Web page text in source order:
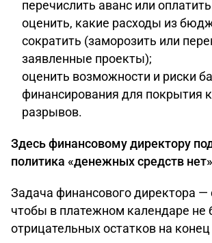
перечислить аванс или
оценить, какие расходы из
сократить (заморозить или
заявленные проекты);
оценить возможности и риски
финансирования для покрытия
разрывов.
Здесь финансовому директору
политика «денежных средств
Задача финансового директора —
чтобы в платежном календаре не
отрицательных остатков на